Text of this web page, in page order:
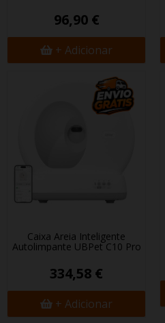
96,90 €
+ Adicionar
Caixa Areia Inteligente
Autolimpante UBPet C10 Pro
334,58 €
+ Adicionar